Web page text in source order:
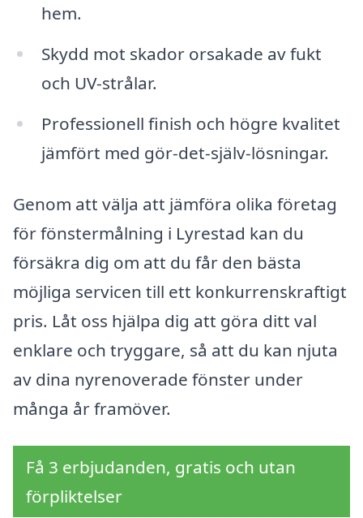
hem.
Skydd mot skador orsakade av fukt
och UV-strålar.
Professionell finish och högre kvalitet
jämfört med gör-det-själv-lösningar.
Genom att välja att jämföra olika företag
för fönstermålning i Lyrestad kan du
försäkra dig om att du får den bästa
möjliga servicen till ett konkurrenskraftigt
pris. Låt oss hjälpa dig att göra ditt val
enklare och tryggare, så att du kan njuta
av dina nyrenoverade fönster under
många år framöver.
Få 3 erbjudanden, gratis och utan
förpliktelser